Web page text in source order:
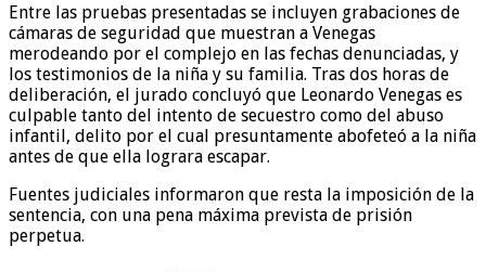
Entre las pruebas presentadas se incluyen grabaciones de
cámaras de seguridad que muestran a Venegas
merodeando por el complejo en las fechas denunciadas, y
los testimonios de la niña y su familia. Tras dos horas de
deliberación, el jurado concluyó que Leonardo Venegas es
culpable tanto del intento de secuestro como del abuso
infantil, delito por el cual presuntamente abofeteó a la niña
antes de que ella lograra escapar.
Fuentes judiciales informaron que resta la imposición de la
sentencia, con una pena máxima prevista de prisión
perpetua.